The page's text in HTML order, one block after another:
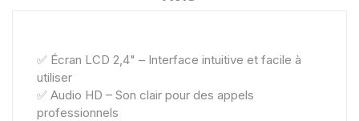
✅ Écran LCD 2,4" – Interface intuitive et facile à
utiliser
✅ Audio HD – Son clair pour des appels
professionnels